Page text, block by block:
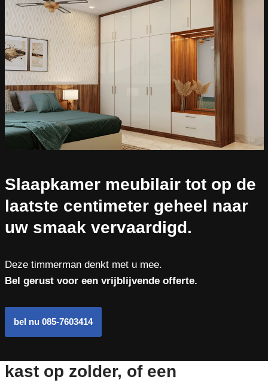
Slaapkamer meubilair tot op de
laatste centimeter geheel naar
uw smaak vervaardigd.
Deze timmerman denkt met u mee.
Bel gerust voor een vrijblijvende offerte.
bel nu 085-7603414
kast op zolder, of een